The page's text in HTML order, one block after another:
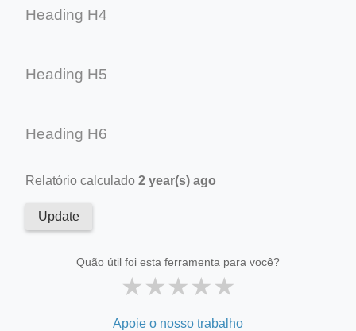
Heading H4
Heading H5
Heading H6
Relatório calculado 2 year(s) ago
Update
Quão útil foi esta ferramenta para você?
★★★★★
Apoie o nosso trabalho